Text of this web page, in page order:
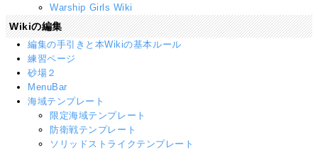
Warship Girls Wiki
Wikiの編集
編集の手引きと本Wikiの基本ルール
練習ページ
砂場２
MenuBar
海域テンプレート
限定海域テンプレート
防衛戦テンプレート
ソリッドストライクテンプレート